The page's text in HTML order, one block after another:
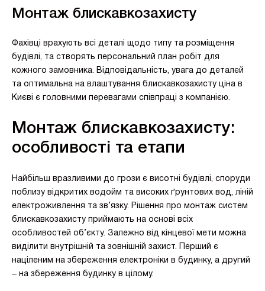
Монтаж блискавкозахисту
Фахівці врахують всі деталі щодо типу та розміщення
будівлі, та створять персональний план робіт для
кожного замовника. Відповідальність, увага до деталей
та оптимальна на влаштування блискавкозахисту ціна в
Києві є головними перевагами співпраці з компанією.
Монтаж блискавкозахисту:
особливості та етапи
Найбільш вразливими до грози є висотні будівлі, споруди
поблизу відкритих водойм та високих ґрунтових вод, ліній
електроживлення та зв’язку. Рішення про монтаж систем
блискавкозахисту приймають на основі всіх
особливостей об’єкту. Залежно від кінцевої мети можна
виділити внутрішній та зовнішній захист. Перший є
націленим на збереження електроніки в будинку, а другий
‒ на збереження будинку в цілому.